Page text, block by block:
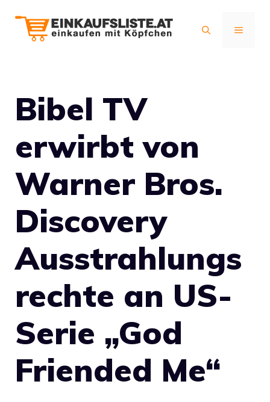
Inhalt
MENÜ
Bibel TV
erwirbt von
Warner Bros.
Discovery
Ausstrahlungs
rechte an US-
Serie „God
Friended Me“